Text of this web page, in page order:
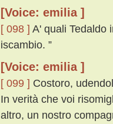
[Voice: emilia ]
[ 098 ] A' quali Tedaldo
iscambio. ”
[Voice: emilia ]
[ 099 ] Costoro,
In verità che voi
altro, un nostro